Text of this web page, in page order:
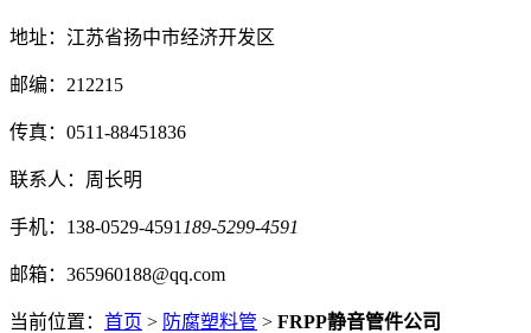
地址：江苏省扬中市经济开发区
邮编：212215
传真：0511-88451836
联系人：周长明
手机：138-0529-4591 189-5299-4591
邮箱：365960188@qq.com
当前位置： 首页 > 防腐塑料管 > FRPP静音管件公司